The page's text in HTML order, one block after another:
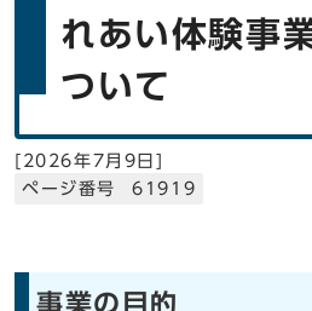
れあい体験事
ついて
[ 2026年7月9日]
ページ番号 61919
事業の目的